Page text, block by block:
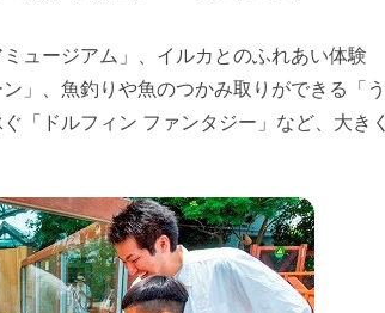
ュージアム」、イルカとのふれあい体験
」、魚釣りや魚のつかみ取りができる「う
「ドルフィン ファンタジー」など、大きく